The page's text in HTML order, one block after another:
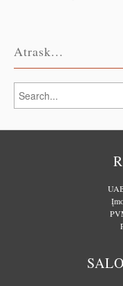
Atrask...